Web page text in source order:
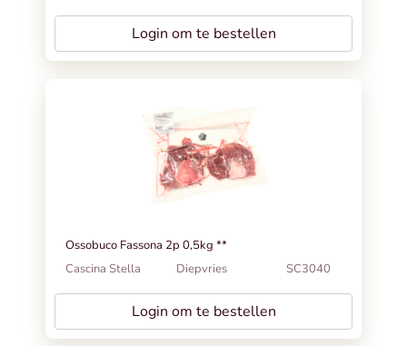
Login om te bestellen
Ossobuco Fassona 2p 0,5kg **
Cascina Stella
Diepvries SC3040
Login om te bestellen